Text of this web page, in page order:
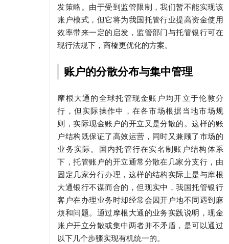
发策略。由于受到监管限制，我们暂不能实现该
账户模式，但它将为我国托管行业提高资金使用
效率带来一定的启发，监管部门与托管银行可在
现行法规下，商榷更优化的方案。
账户的分散分布与集中管理
摩根大通的全球托管现金账户均开立于伦敦分
行，但实际操作中，在各市场根据当地市场规
则，实际现金账户的开立又是分散的。这样的账
户结构既保证了高效运营，同时又兼顾了市场的
业务实际。国内托管行在实名制账户结构体系
下，托管账户的开立通常分散在几家分支行，由
固定几家分行办理，这样的结构实际上是与摩根
大通银行不谋而合的，但现实中，我国托管银行
客户在办理业务时却经常会因开户地不同遇到麻
烦和问题。通过摩根大通的业务实践说明，现金
账户开立分散或集中两者并不矛盾，是可以通过
以下几个步骤实现有机统一的。